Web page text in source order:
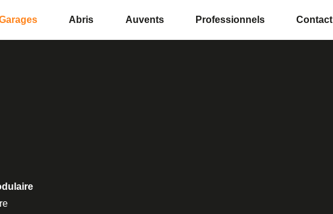
Abris Auvents Professionnels Contact